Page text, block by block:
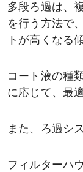
多段ろ過は、
を行う方法で
トが高くなる
コート液の種
に応じて、最
また、ろ過シ
フィルターハ